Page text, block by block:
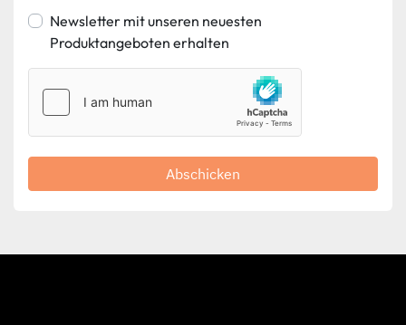
Newsletter mit unseren neuesten
Produktangeboten erhalten
Abschicken